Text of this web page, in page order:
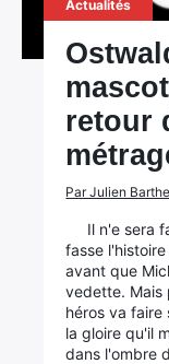
Actualités
retour
Par Julien
Il n'e sera
fasse
avant que
vedette. Mais
héros va
la gloire qu'il
dans l'ombre